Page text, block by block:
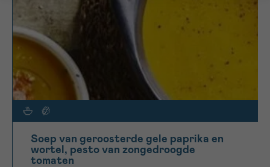
Soep van geroosterde gele paprika en
wortel, pesto van zongedroogde
tomaten